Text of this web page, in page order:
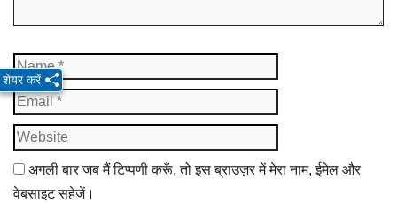
Name
अगली बार जब मैं टिप्पणी करूँ, तो इस ब्राउज़र में मेरा नाम, ईमेल और
वेबसाइट सहेजें।
शेयर करें